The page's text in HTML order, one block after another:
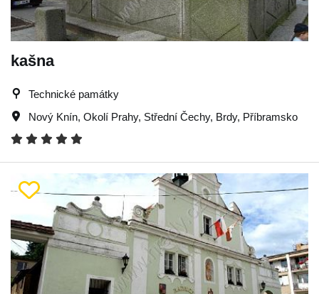
kašna
Technické památky
Nový Knín, Okolí Prahy, Střední Čechy, Brdy, Příbramsko